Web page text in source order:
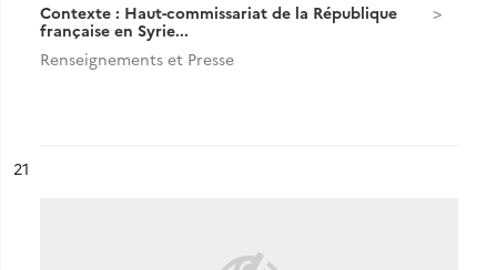
Contexte : Haut-commissariat de la République
française en Syrie...
Renseignements et Presse
n°
21